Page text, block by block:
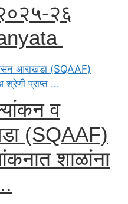
२६
व
(SQAAF)
शाळांना